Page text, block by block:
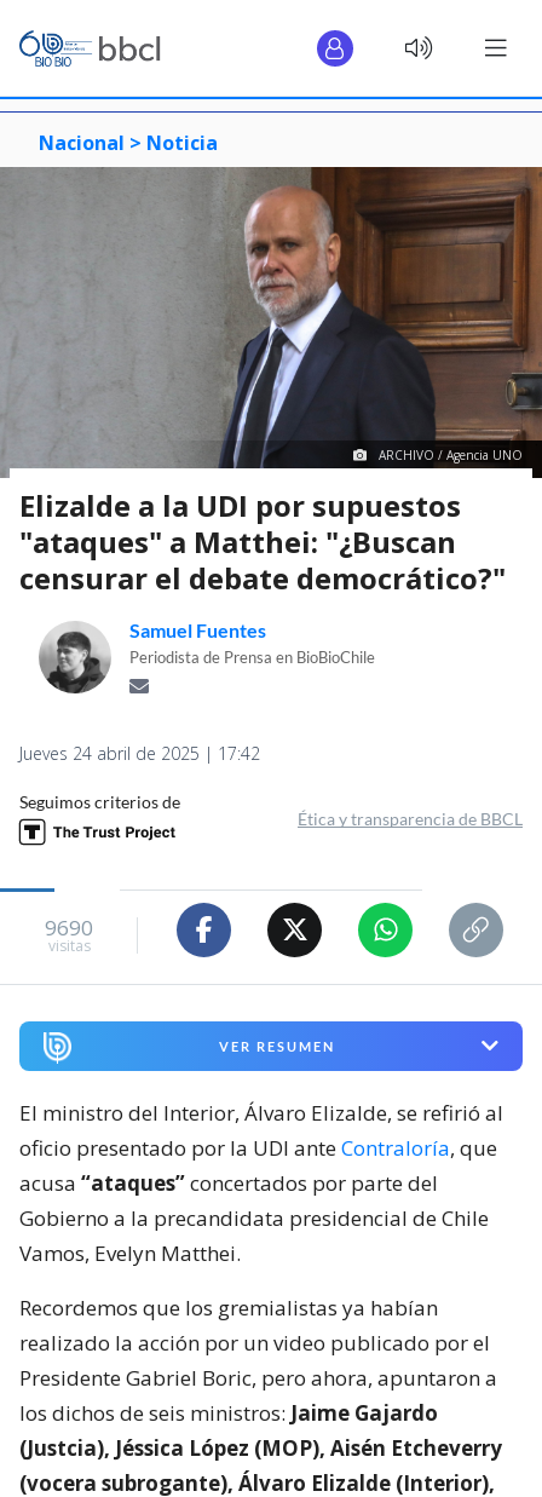
Nacional > Noticia
ARCHIVO / Agencia UNO
Elizalde a la UDI por supuestos
"ataques" a Matthei: "¿Buscan
censurar el debate democrático?"
Samuel Fuentes
Periodista de Prensa en BioBioChile
Jueves 24 abril de 2025 | 17:42
Seguimos criterios de
Ética y transparencia de BBCL
9690
visitas
VER RESUMEN
El ministro del Interior, Álvaro Elizalde, se refirió al
oficio presentado por la UDI anteContraloría, que
acusa “ataques”concertados por parte del
Gobierno a la precandidata presidencial de Chile
Vamos, Evelyn Matthei.
Recordemos que los gremialistas ya habían
realizado la acción por un video publicado por el
Presidente Gabriel Boric, pero ahora, apuntaron a
los dichos de seis ministros: Jaime Gajardo
(Justcia), Jéssica López (MOP), Aisén Etcheverry
(vocera subrogante), Álvaro Elizalde (Interior),